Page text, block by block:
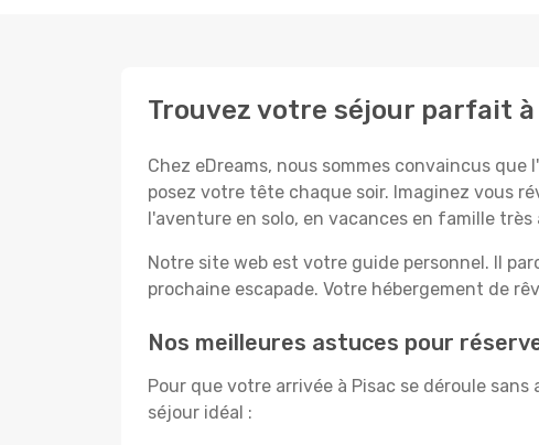
Trouvez votre séjour parfait à
Chez eDreams, nous sommes convaincus
posez votre tête chaque soir. Imaginez vous
l'aventure en solo, en vacances en famille
Notre site web est votre guide personnel. Il
prochaine escapade. Votre hébergement de
Nos meilleures astuces pour
Pour que votre arrivée à Pisac se déroule
séjour idéal :